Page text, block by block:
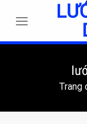
Trang